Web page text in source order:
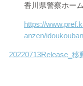
香川県警察ホー
https://
anzen/
20220713Release_